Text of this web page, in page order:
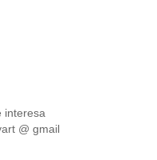
interesa
@ gmail